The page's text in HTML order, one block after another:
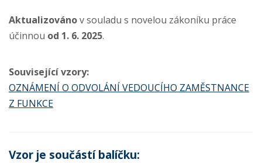
Aktualizovánov souladu s novelou zákoníku práce
účinnou od 1. 6. 2025.
Související vzory:
OZNÁMENÍ O ODVOLÁNÍ VEDOUCÍHO ZAMĚSTNANCE
Z FUNKCE
Vzor je součástí balíčku: